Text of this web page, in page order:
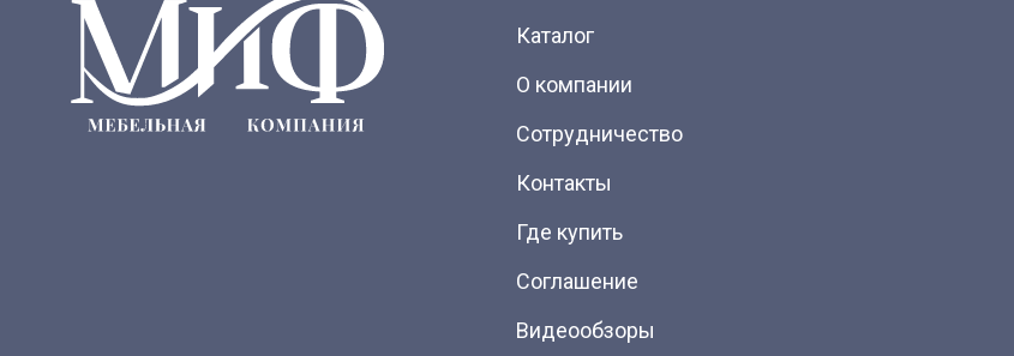
Каталог
О компании
Сотрудничество
Контакты
Где купить
Соглашение
Видеообзоры